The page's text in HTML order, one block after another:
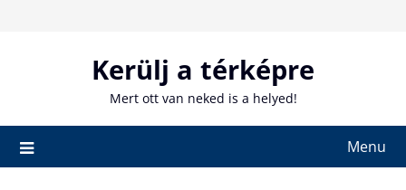
Kerülj a térképre
Mert ott van neked is a helyed!
Menu